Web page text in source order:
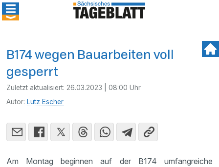
B174 wegen Bauarbeiten voll
gesperrt
Zuletzt aktualisiert: 26.03.2023 | 08:00 Uhr
Autor: Lutz Escher
Am Montag beginnen auf der B174 umfangreiche